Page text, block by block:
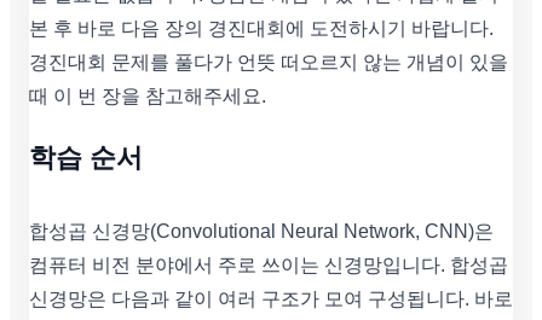
본 후 바로 다음 장의 경진대회에 도전하시기 바랍니다.
경진대회 문제를 풀다가 언뜻 떠오르지 않는 개념이 있을
때 이 번 장을 참고해주세요.
학습 순서
합성곱 신경망(Convolutional Neural Network, CNN)은
컴퓨터 비전 분야에서 주로 쓰이는 신경망입니다. 합성곱
신경망은 다음과 같이 여러 구조가 모여 구성됩니다. 바로